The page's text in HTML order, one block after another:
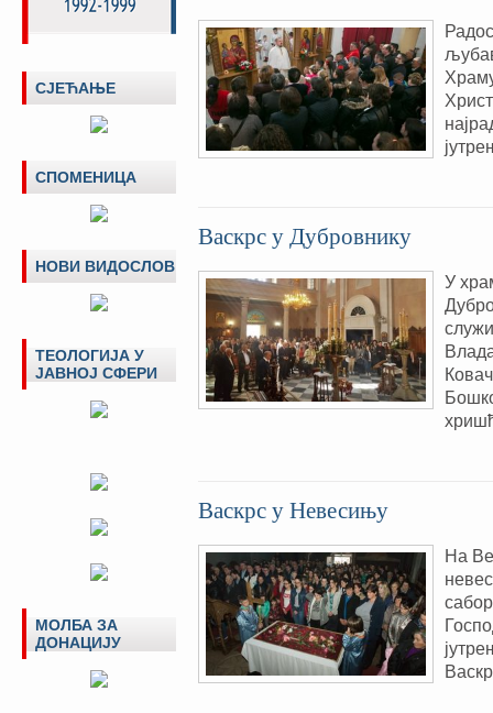
Васкрс у Дубровнику
У
Васкрс у Невесињу
На
СЈЕЋАЊЕ
СПОМЕНИЦА
НОВИ ВИДОСЛОВ
ТЕОЛОГИЈА У
ЈАВНОЈ СФЕРИ
МОЛБА ЗА
ДОНАЦИЈУ